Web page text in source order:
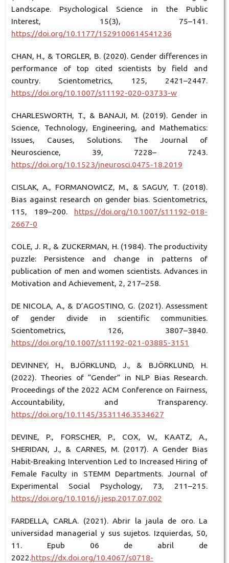
Landscape. Psychological Science in the Public
Interest, 15(3), 75–141.
https://doi.org/10.1177/1529100614541236
CHAN, H., & TORGLER, B. (2020). Gender differences in
performance of top cited scientists by field and
country. Scientometrics, 125, 2421–2447.
https://doi.org/10.1007/s11192-020-03733-w
CHARLESWORTH, T., & BANAJI, M. (2019). Gender in
Science, Technology, Engineering, and Mathematics:
Issues, Causes, Solutions. The Journal of
Neuroscience, 39, 7228– 7243.
https://doi.org/10.1523/jneurosci.0475-18.2019
CISLAK, A., FORMANOWICZ, M., & SAGUY, T. (2018).
Bias against research on gender bias. Scientometrics,
115, 189–200. https://doi.org/10.1007/s11192-018-
2667-0
COLE, J. R., & ZUCKERMAN, H. (1984). The productivity
puzzle: Persistence and change in patterns of
publication of men and women scientists. Advances in
Motivation and Achievement, 2, 217–258.
DE NICOLA, A., & D’AGOSTINO, G. (2021). Assessment
of gender divide in scientific communities.
Scientometrics, 126, 3807–3840.
https://doi.org/10.1007/s11192-021-03885-3151
DEVINNEY, H., BJÖRKLUND, J., & BJÖRKLUND, H.
(2022). Theories of “Gender” in NLP Bias Research.
Proceedings of the 2022 ACM Conference on Fairness,
Accountability, and Transparency.
https://doi.org/10.1145/3531146.3534627
DEVINE, P., FORSCHER, P., COX, W., KAATZ, A.,
SHERIDAN, J., & CARNES, M. (2017). A Gender Bias
Habit-Breaking Intervention Led to Increased Hiring of
Female Faculty in STEMM Departments. Journal of
Experimental Social Psychology, 73, 211–215.
https://doi.org/10.1016/j.jesp.2017.07.002
FARDELLA, CARLA. (2021). Abrir la jaula de oro. La
universidad managerial y sus sujetos. Izquierdas, 50,
11. Epub 06 de abril de
2022.https://dx.doi.org/10.4067/s0718-